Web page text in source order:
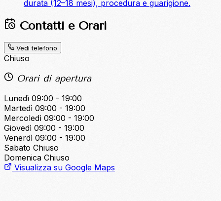
durata (12–18 mesi), procedura e guarigione.
Contatti e Orari
Vedi telefono
Chiuso
Orari di apertura
Lunedì 09:00 - 19:00
Martedì 09:00 - 19:00
Mercoledì 09:00 - 19:00
Giovedì 09:00 - 19:00
Venerdì 09:00 - 19:00
Sabato Chiuso
Domenica Chiuso
Visualizza su Google Maps